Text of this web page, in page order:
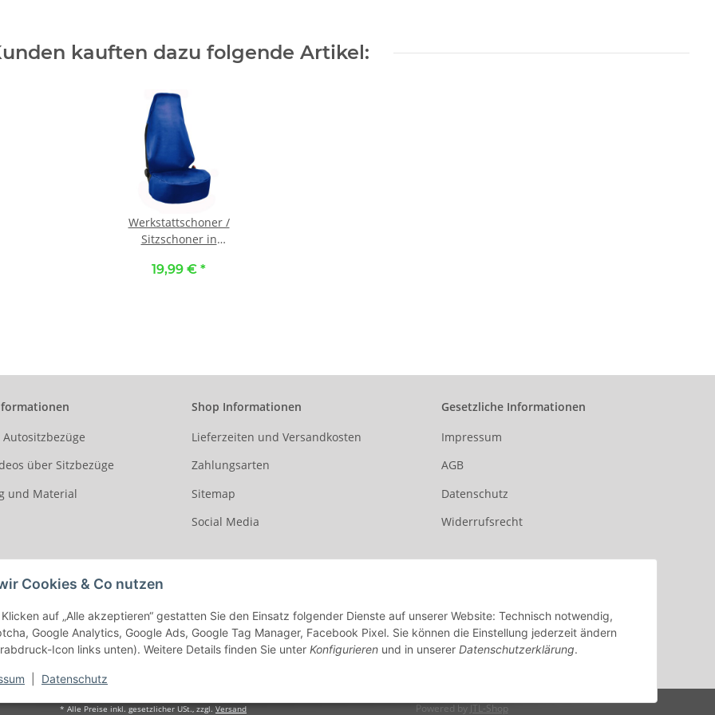
Cookies & Co nutzen
auf „Alle akzeptieren“ gestatten Sie den Einsatz folgender Dienste auf unserer Website: Technisch notwendig,
Google Analytics, Google Ads, Google Tag Manager, Facebook Pixel. Sie können die Einstellung jederzeit ändern
Icon links unten). Weitere Details finden Sie unter Konfigurieren und in unserer Datenschutzerklärung.
Datenschutz
kauften dazu folgende Artikel:
Werkstattschoner /
Sitzschoner in
19,99 € *
über Sitzbezüge
und Material
Shop Informationen
Lieferzeiten und Versandkosten
Zahlungsarten
Sitemap
Social Media
Gesetzliche Informationen
Impressum
AGB
Datenschutz
Widerrufsrecht
* Alle Preise inkl. gesetzlicher USt., zzgl. Versand Powered by JTL-Shop